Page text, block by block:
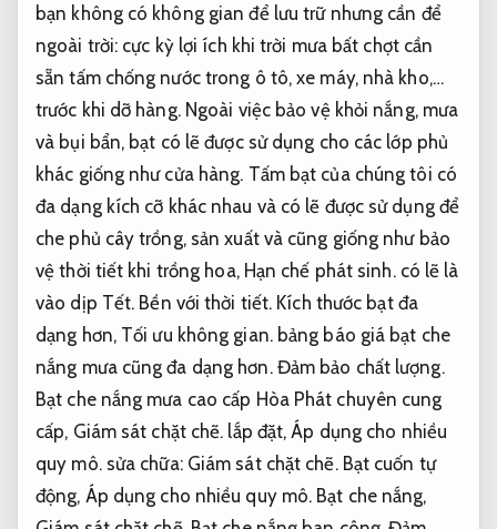
bạn không có không gian để lưu trữ nhưng cần để
ngoài trời: cực kỳ lợi ích khi trời mưa bất chợt cần
sẵn tấm chống nước trong ô tô, xe máy, nhà kho,…
trước khi dỡ hàng. Ngoài việc bảo vệ khỏi nắng, mưa
và bụi bẩn, bạt có lẽ được sử dụng cho các lớp phủ
khác giống như cửa hàng. Tấm bạt của chúng tôi có
đa dạng kích cỡ khác nhau và có lẽ được sử dụng để
che phủ cây trồng, sản xuất và cũng giống như bảo
vệ thời tiết khi trồng hoa, Hạn chế phát sinh.có lẽ là
vào dịp Tết. Bền với thời tiết. Kích thước bạt đa
dạng hơn, Tối ưu không gian.bảng báo giá bạt che
nắng mưa cũng đa dạng hơn. Đảm bảo chất lượng.
Bạt che nắng mưa cao cấp Hòa Phát chuyên cung
cấp, Giám sát chặt chẽ. lắp đặt, Áp dụng cho nhiều
quy mô.sửa chữa: Giám sát chặt chẽ.Bạt cuốn tự
động, Áp dụng cho nhiều quy mô. Bạt che nắng,